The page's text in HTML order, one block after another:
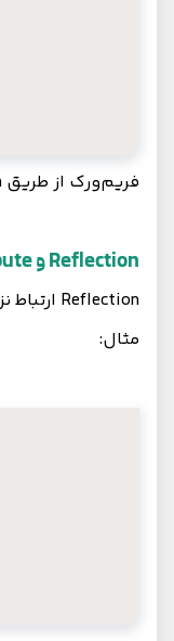
فریم‌ورک از طریق Reflection این متد را پیدا می‌کند.
Reflection و Attributeها
Reflection ارتباط نزدیکی با Attributeها دارد.
مثال: